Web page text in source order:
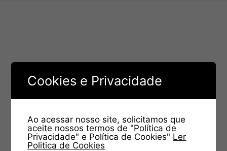
Cookies e Privacidade
Ao acessar nosso site, solicitamos que
aceite nossos termos de "Política de
Privacidade" e Política de Cookies" Ler
Politica de Cookies